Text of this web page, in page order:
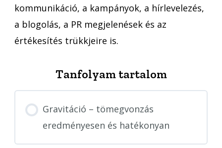
kommunikáció, a kampányok, a hírlevelezés,
a blogolás, a PR megjelenések és az
értékesítés trükkjeire is.
Tanfolyam tartalom
Gravitáció – tömegvonzás
eredményesen és hatékonyan